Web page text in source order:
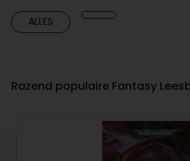
ALLES
Razend populaire Fantasy